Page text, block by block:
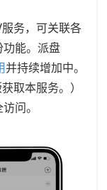
务，可关联各
功能。派盘
并持续增加中。
取本服务。）
问。